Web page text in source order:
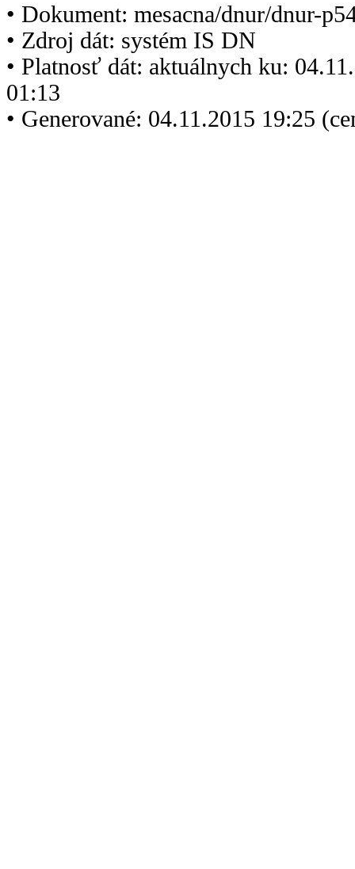
• Dokument: mesacna/dnur/dnur-
• Zdroj dát: systém IS DN
• Platnosť dát: aktuálnych ku:
01:13
• Generované: 04.11.2015 19:25